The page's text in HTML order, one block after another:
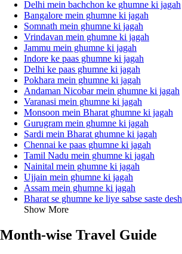
Delhi mein bachchon ke ghumne ki jagah
Bangalore mein ghumne ki jagah
Somnath mein ghumne ki jagah
Vrindavan mein ghumne ki jagah
Jammu mein ghumne ki jagah
Indore ke paas ghumne ki jagah
Delhi ke paas ghumne ki jagah
Pokhara mein ghumne ki jagah
Andaman Nicobar mein ghumne ki jagah
Varanasi mein ghumne ki jagah
Monsoon mein Bharat ghumne ki jagah
Gurugram mein ghumne ki jagah
Sardi mein Bharat ghumne ki jagah
Chennai ke paas ghumne ki jagah
Tamil Nadu mein ghumne ki jagah
Nainital mein ghumne ki jagah
Ujjain mein ghumne ki jagah
Assam mein ghumne ki jagah
Bharat se ghumne ke liye sabse saste desh
Show More
Month-wise Travel Guide